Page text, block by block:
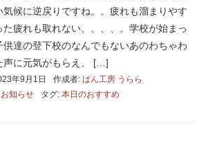
気候に逆戻りですね。。疲れも溜まりやす
た疲れも取れない、、、、。学校が始まっ
供達の登下校のなんでもないあのわちゃわ
声に元気がもらえ、 […]
年9月1日 作成者: ぱん工房 うらら
お知らせ タグ: 本日のおすすめ